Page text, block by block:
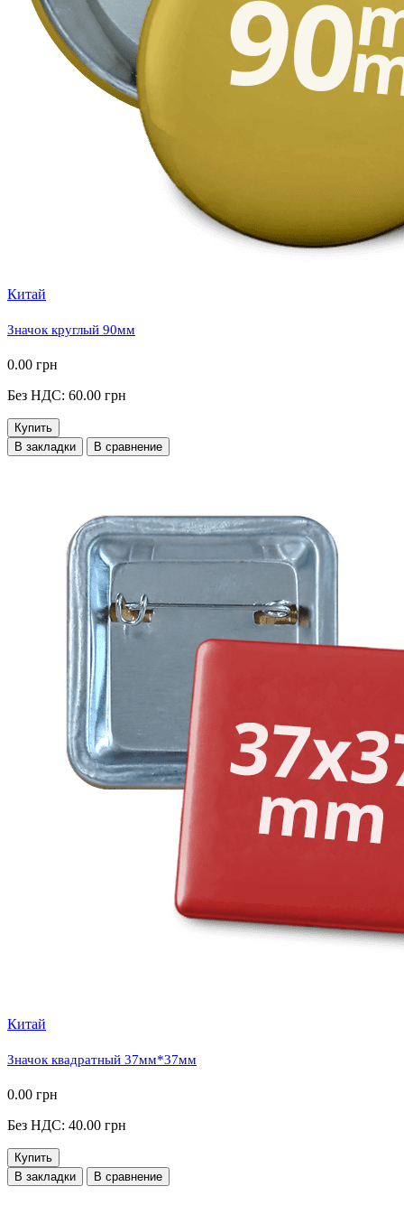
Китай
Значок круглый 90мм
0.00 грн
Без НДС: 60.00 грн
Купить
В закладки
В сравнение
Китай
Значок квадратный 37мм*37мм
0.00 грн
Без НДС: 40.00 грн
Купить
В закладки
В сравнение